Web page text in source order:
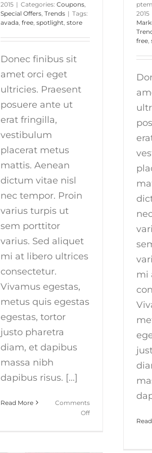
2015 | Categories: Coupons
Special Offers Trends | Tags:
avada free spotlight store
Donec finibus sit
amet orci eget
ultricies. Praesent
posuere ante ut
erat fringilla,
vestibulum
placerat metus
mattis. Aenean
dictum vitae nisl
nec tempor. Proin
varius turpis ut
sem porttitor
varius. Sed aliquet
mi at libero ultrices
consectetur.
Vivamus egestas,
metus quis egestas
egestas, tortor
justo pharetra
diam, et dapibus
massa nibh
dapibus risus. [...]
Read More
Comments
Offon
2015
free
mi